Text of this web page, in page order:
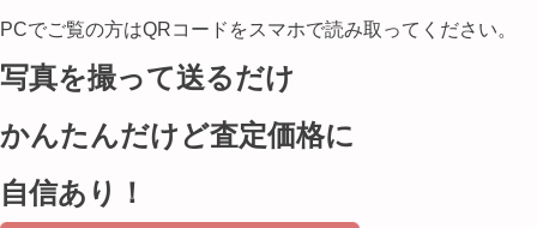
PCでご覧の方はQRコードをスマホで読み取ってください。
写真を撮って送るだけ
かんたんだけど査定価格に
自信あり！